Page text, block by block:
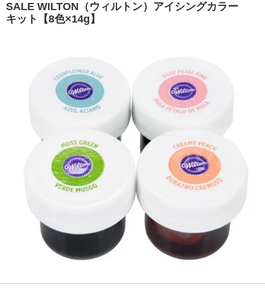
SALE WILTON（ウィルトン）アイシングカラー
キット【8色×14g】